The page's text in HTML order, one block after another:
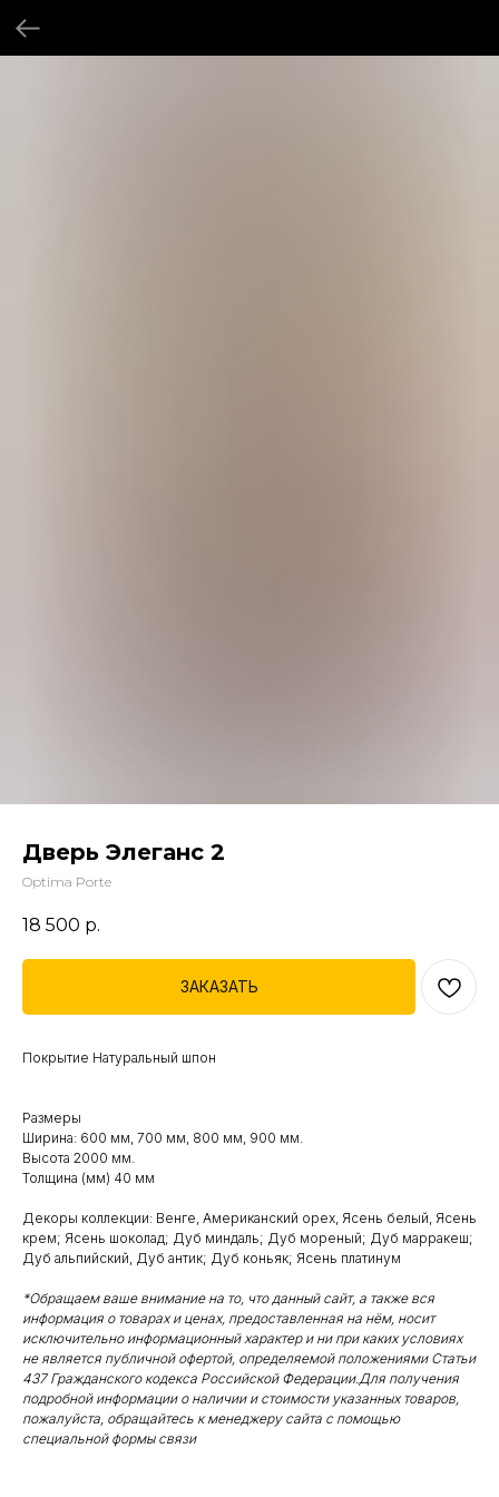
Дверь Элеганс 2
Optima Porte
18 500 р.
ЗАКАЗАТЬ
Покрытие Натуральный шпон
Размеры
Ширина: 600 мм, 700 мм, 800 мм, 900 мм.
Высота 2000 мм.
Толщина (мм) 40 мм
Декоры коллекции: Венге, Американский орех, Ясень белый, Ясень
крем; Ясень шоколад; Дуб миндаль; Дуб мореный; Дуб марракеш;
Дуб альпийский, Дуб антик; Дуб коньяк; Ясень платинум
*Обращаем ваше внимание на то, что данный сайт, а также вся
информация о товарах и ценах, предоставленная на нём, носит
исключительно информационный характер и ни при каких условиях
не является публичной офертой, определяемой положениями Статьи
437 Гражданского кодекса Российской Федерации.Для получения
подробной информации о наличии и стоимости указанных товаров,
пожалуйста, обращайтесь к менеджеру сайта с помощью
специальной формы связи